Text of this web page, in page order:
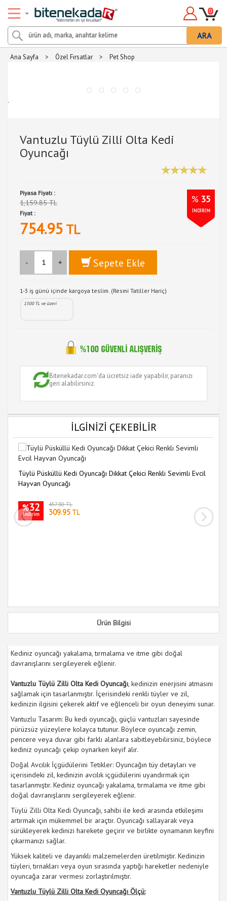
ARA
0
Ana Sayfa > Özel Fırsatlar > Pet Shop
.
Vantuzlu Tüylü Zilli Olta Kedi
Oyuncağı
Piyasa Fiyatı :
1,159.85 TL % 35
İNDİRİM
Fiyat :
754.95 TL
- + Sepete Ekle
1-3 iş günü içinde kargoya teslim. (Resmi Tatiller Hariç)
1500 TL ve üzeri
Bitenekadar.com'da ücretsiz iade yapabilir, paranızı
geri alabilirsiniz.
İLGİNİZİ ÇEKEBİLİR
Tüylü Püsküllü Kedi Oyuncağı Dikkat Çekici Renkli Sevimli Evcil
Hayvan Oyuncağı
%32
indirim
457.80 TL
309.95 TL
Ürün Bilgisi
Kediniz oyuncağı yakalama, tırmalama ve itme gibi doğal
davranışlarını sergileyerek eğlenir.
Vantuzlu Tüylü Zilli Olta Kedi Oyuncağı , kedinizin enerjisini atmasını
sağlamak için tasarlanmıştır. İçerisindeki renkli tüyler ve zil,
kedinizin ilgisini çekerek aktif ve eğlenceli bir oyun deneyimi sunar.
Vantuzlu Tasarım: Bu kedi oyuncağı, güçlü vantuzları sayesinde
pürüzsüz yüzeylere kolayca tutunur. Böylece oyuncağı zemin,
pencere veya duvar gibi farklı alanlara sabitleyebilirsiniz, böylece
kediniz oyuncağı çekip oynarken keyif alır.
Doğal Avcılık İçgüdülerini Tetikler: Oyuncağın tüy detayları ve
içerisindeki zil, kedinizin avcılık içgüdülerini uyandırmak için
tasarlanmıştır. Kediniz oyuncağı yakalama, tırmalama ve itme gibi
doğal davranışlarını sergileyerek eğlenir.
Tüylü Zilli Olta Kedi Oyuncağı, sahibi ile kedi arasında etkileşimi
artırmak için mükemmel bir araçtır. Oyuncağı sallayarak veya
sürükleyerek kedinizi harekete geçirir ve birlikte oynamanın keyfini
çıkarmanızı sağlar.
Yüksek kaliteli ve dayanıklı malzemelerden üretilmiştir. Kedinizin
tüyleri, tırnakları veya oyun sırasında yaptığı hareketler nedeniyle
oyuncağa zarar vermesi zorlaştırılmıştır.
Vantuzlu Tüylü Zilli Olta Kedi Oyuncağı Ölçü: